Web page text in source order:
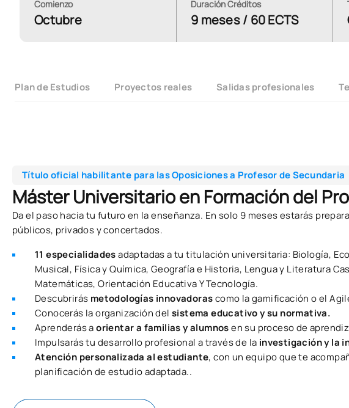
Comienzo
Octubre
Duración Créditos
9 meses / 60 ECTS
Plan de Estudios Proyectos reales Salidas profesionales
Título oficial habilitante para las Oposiciones a Profesor de Secundaria
Máster Universitario en Formación del
Da el paso hacia tu futuro en la enseñanza. En solo 9 meses estarás
públicos, privados y concertados.
11 especialidadesadaptadas a tu titulación universitaria: Biología,
Musical, Física y Química, Geografía e Historia, Lengua y Literatura
Matemáticas, Orientación Educativa Y Tecnología.
Descubrirás metodologías innovadorascomo la gamificación o el
Conocerás la organización del sistema educativo y su normativa.
Aprenderás aorientar a familias y alumnosen su proceso de
Impulsarás tu desarrollo profesional a través de la investigación y la
Atención personalizada al estudiante, con un equipo que te
planificación de estudio adaptada..